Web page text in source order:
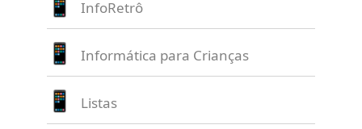
InfoRetrô
Informática para Crianças
Listas